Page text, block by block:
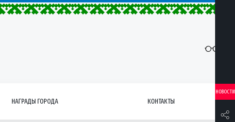
НАГРАДЫ ГОРОДА КОНТАКТЫ
НОВОСТИ